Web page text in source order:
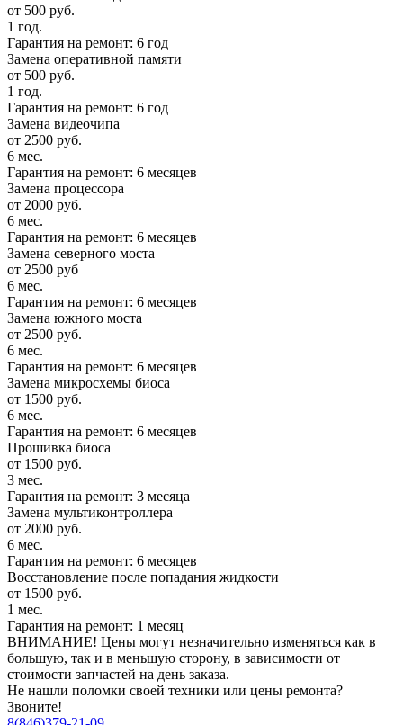
от 500 руб.
1 год.
Гарантия на ремонт: 6 год
Замена оперативной памяти
от 500 руб.
1 год.
Гарантия на ремонт: 6 год
Замена видеочипа
от 2500 руб.
6 мес.
Гарантия на ремонт: 6 месяцев
Замена процессора
от 2000 руб.
6 мес.
Гарантия на ремонт: 6 месяцев
Замена северного моста
от 2500 руб
6 мес.
Гарантия на ремонт: 6 месяцев
Замена южного моста
от 2500 руб.
6 мес.
Гарантия на ремонт: 6 месяцев
Замена микросхемы биоса
от 1500 руб.
6 мес.
Гарантия на ремонт: 6 месяцев
Прошивка биоса
от 1500 руб.
3 мес.
Гарантия на ремонт: 3 месяца
Замена мультиконтроллера
от 2000 руб.
6 мес.
Гарантия на ремонт: 6 месяцев
Восстановление после попадания жидкости
от 1500 руб.
1 мес.
Гарантия на ремонт: 1 месяц
ВНИМАНИЕ! Цены могут незначительно изменяться как в
большую, так и в меньшую сторону, в зависимости от
стоимости запчастей на день заказа.
Не нашли поломки своей техники или цены ремонта?
Звоните!